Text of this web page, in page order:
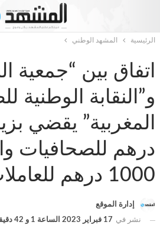
الرئيسية المشهد الوطني
اتفاق بين “جمعية
و”النقابة الوطنية
درهم للصحافيات
1000 درهم للعاملات والعاملين
إدارة الموقع
نشر في 17 فبراير 2023 الساعة 1 و 42 دقيقة